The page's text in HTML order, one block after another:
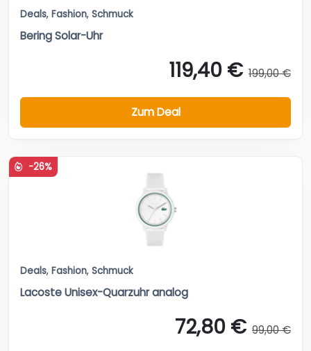
Deals, Fashion, Schmuck
Bering Solar-Uhr
119,40 € 199,00 €
Zum Deal
-26%
Deals, Fashion, Schmuck
Lacoste Unisex-Quarzuhr analog
72,80 € 99,00 €